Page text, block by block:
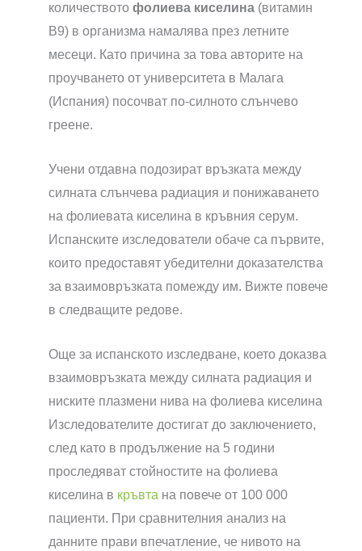
количеството фолиева киселина (витамин
B9) в организма намалява през летните
месеци. Като причина за това авторите на
проучването от университета в Малага
(Испания) посочват по-силното слънчево
греене.
Учени отдавна подозират връзката между
силната слънчева радиация и понижаването
на фолиевата киселина в кръвния серум.
Испанските изследователи обаче са първите,
които предоставят убедителни доказателства
за взаимовръзката помежду им. Вижте повече
в следващите редове.
Още за испанското изследване, което доказва
взаимовръзката между силната радиация и
ниските плазмени нива на фолиева киселина
Изследователите достигат до заключението,
след като в продължение на 5 години
проследяват стойностите на фолиева
киселина в кръвта на повече от 100 000
пациенти. При сравнителния анализ на
данните прави впечатление, че нивото на